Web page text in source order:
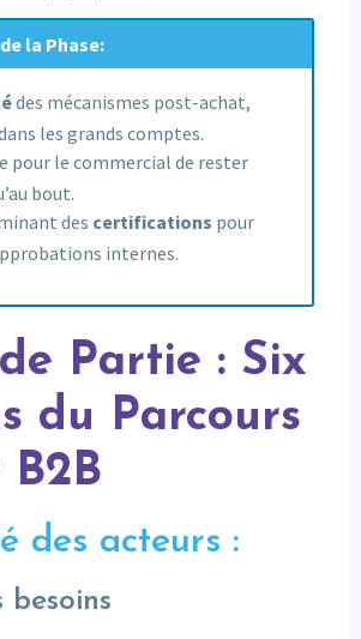
la Phase:
des mécanismes post-achat,
les grands comptes.
pour le commercial de rester
bout.
des certifications pour
internes.
Partie : Six
du Parcours
des acteurs :
besoins